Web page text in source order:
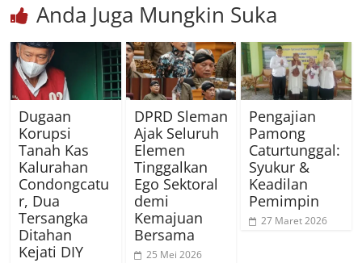
Anda Juga Mungkin Suka
Dugaan
Korupsi
Tanah Kas
Kalurahan
Condongcatu
r, Dua
Tersangka
Ditahan
Kejati DIY
DPRD Sleman
Ajak Seluruh
Elemen
Tinggalkan
Ego Sektoral
demi
Kemajuan
Bersama
25 Mei 2026
Pengajian
Pamong
Caturtunggal:
Syukur &
Keadilan
Pemimpin
27 Maret 2026